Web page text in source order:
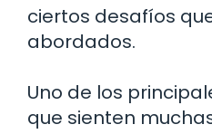
ciertos desafíos
abordados.
Uno de los
que sienten